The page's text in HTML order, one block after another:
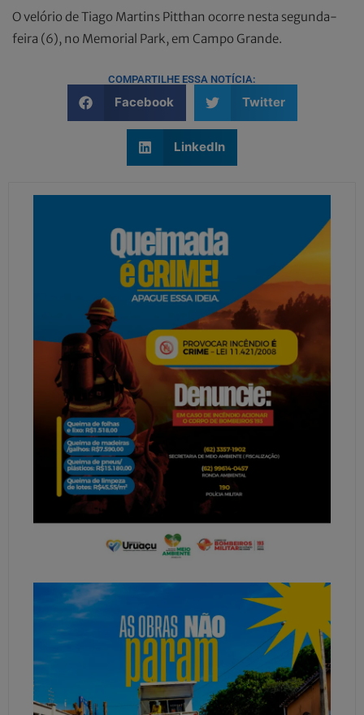
O velório de Tiago Martins Pitthan ocorre nesta segunda-
feira (6), no Memorial Park, em Campo Grande.
COMPARTILHE ESSA NOTÍCIA:
Facebook Twitter
LinkedIn